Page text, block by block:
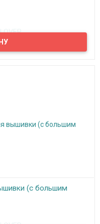
и уникальную
нити.
- идеальны для
(с большим